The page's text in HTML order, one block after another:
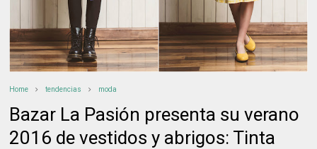
Home tendencias moda
Bazar La Pasión presenta su verano
2016 de vestidos y abrigos: Tinta